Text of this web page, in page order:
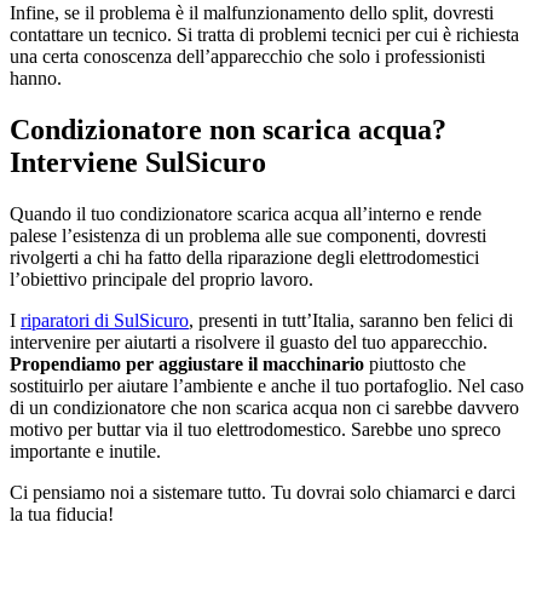
Infine, se il problema è il malfunzionamento dello split, dovresti
contattare un tecnico. Si tratta di problemi tecnici per cui è richiesta
una certa conoscenza dell’apparecchio che solo i professionisti
hanno.
Condizionatore non scarica acqua?
Interviene SulSicuro
Quando il tuo condizionatore scarica acqua all’interno e rende
palese l’esistenza di un problema alle sue componenti, dovresti
rivolgerti a chi ha fatto della riparazione degli elettrodomestici
l’obiettivo principale del proprio lavoro.
I riparatori di SulSicuro, presenti in tutt’Italia, saranno ben felici di
intervenire per aiutarti a risolvere il guasto del tuo apparecchio.
Propendiamo per aggiustare il macchinario piuttosto che
sostituirlo per aiutare l’ambiente e anche il tuo portafoglio. Nel caso
di un condizionatore che non scarica acqua non ci sarebbe davvero
motivo per buttar via il tuo elettrodomestico. Sarebbe uno spreco
importante e inutile.
Ci pensiamo noi a sistemare tutto. Tu dovrai solo chiamarci e darci
la tua fiducia!